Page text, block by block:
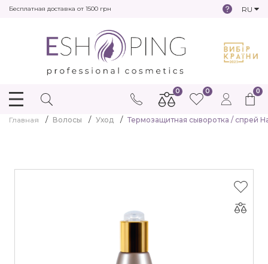
Бесплатная доставка от 1500 грн RU
0
0 0
Главная Волосы Уход Термозащитная сыворотка / спрей